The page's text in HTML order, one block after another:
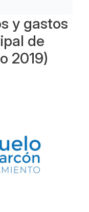
y gastos
de
2019)